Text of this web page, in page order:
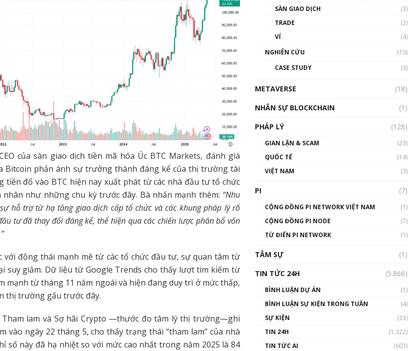
của sàn giao dịch tiền mã hóa Úc BTC Markets, đánh giá
Bitcoin phản ánh sự trưởng thành đáng kể của thị trường tài
tiền đổ vào BTC hiện nay xuất phát từ các nhà đầu tư tổ chức
nhân như những chu kỳ trước đây. Bà nhấn mạnh thêm: “Nhu
hỗ trợ từ hạ tầng giao dịch cấp tổ chức và các khung pháp lý rõ
tư đã thay đổi đáng kể, thể hiện qua các chiến lược phân bổ vốn
với động thái mạnh mẽ từ các tổ chức đầu tư, sự quan tâm từ
suy giảm. Dữ liệu từ Google Trends cho thấy lượt tìm kiếm từ
mạnh từ tháng 11 năm ngoái và hiện đang duy trì ở mức thấp,
thị trường gấu trước đây.
lam và Sợ hãi Crypto —thước đo tâm lý thị trường—ghi
vào ngày 22 tháng 5, cho thấy trạng thái “tham lam” của nhà
số này đã hạ nhiệt so với mức cao nhất trong năm 2025 là 84
01:34:46
01:32:59
Talkshow17: Mùa đông
Crypto – Chiếc khăn gió ấm
01:49:30
Talkshow 14: MemeCoin –
SÀN GIAO DỊCH
(3)
TRADE
(2)
VÍ
(4)
NGHIÊN CỨU
(10)
CASE STUDY
(3)
METAVERSE
(18)
NHÂN SỰ BLOCKCHAIN
(1)
PHÁP LÝ
(128)
GIAN LẬN & SCAM
(23)
QUỐC TẾ
(14)
VIỆT NAM
(3)
PI (7)
CỘNG ĐỒNG PI NETWORK VIỆT NAM
(1)
CỘNG ĐỒNG PI NODE
(7)
TỪ ĐIỂN PI NETWORK
(1)
TÂM SỰ
(1)
TIN TỨC 24H
(5.866)
BÌNH LUẬN DỰ ÁN
(1)
BÌNH LUẬN SỰ KIỆN TRONG TUẦN
(4)
SỰ KIỆN
(33)
TIN 24H
(1.322)
TIN TỨC AI
(603)